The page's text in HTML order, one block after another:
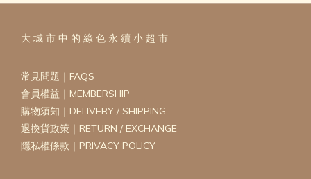
大 城 市 中 的 綠 色 永 續 小 超 市
常見問題｜FAQS
會員權益｜MEMBERSHIP
購物須知｜DELIVERY / SHIPPING
退換貨政策｜RETURN / EXCHANGE
隱私權條款｜PRIVACY POLICY